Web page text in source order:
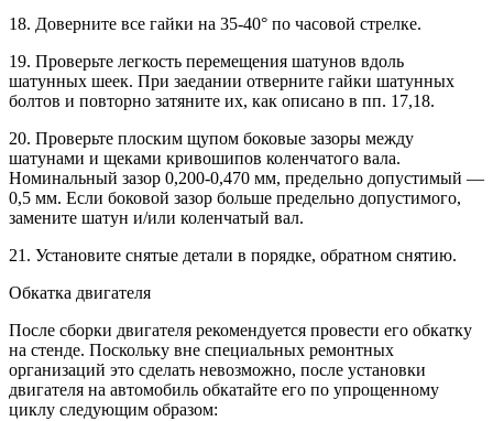
18. Доверните все гайки на 35-40° по часовой стрелке.
19. Проверьте легкость перемещения шатунов вдоль
шатунных шеек. При заедании отверните гайки шатунных
болтов и повторно затяните их, как описано в пп. 17,18.
20. Проверьте плоским щупом боковые зазоры между
шатунами и щеками кривошипов коленчатого вала.
Номинальный зазор 0,200-0,470 мм, предельно допустимый —
0,5 мм. Если боковой зазор больше предельно допустимого,
замените шатун и/или коленчатый вал.
21. Установите снятые детали в порядке, обратном снятию.
Обкатка двигателя
После сборки двигателя рекомендуется провести его обкатку
на стенде. Поскольку вне специальных ремонтных
организаций это сделать невозможно, после установки
двигателя на автомобиль обкатайте его по упрощенному
циклу следующим образом: